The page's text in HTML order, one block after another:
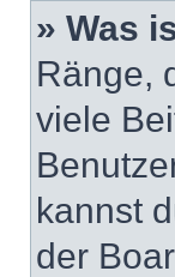
» Was
Ränge,
viele
kannst
der